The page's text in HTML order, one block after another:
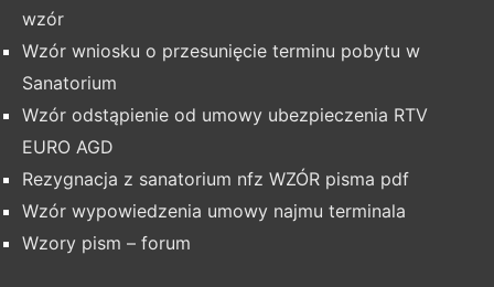
wzór
Wzór wniosku o przesunięcie terminu pobytu w
Sanatorium
Wzór odstąpienie od umowy ubezpieczenia RTV
EURO AGD
Rezygnacja z sanatorium nfz WZÓR pisma pdf
Wzór wypowiedzenia umowy najmu terminala
Wzory pism – forum